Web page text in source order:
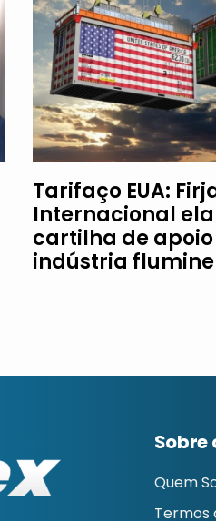
Tarifaço EUA:
Internacional
cartilha de
indústria
Sobre
Quem
Termos